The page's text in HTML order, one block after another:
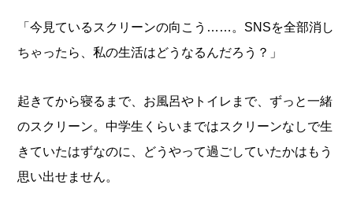
「今見ているスクリーンの向こう……。SNSを全部消し
ちゃったら、私の生活はどうなるんだろう？」
起きてから寝るまで、お風呂やトイレまで、ずっと一緒
のスクリーン。中学生くらいまではスクリーンなしで生
きていたはずなのに、どうやって過ごしていたかはもう
思い出せません。